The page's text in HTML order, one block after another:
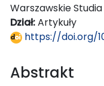
Warszawskie
Dział:Artykuły
https://doi.org/
Abstrakt